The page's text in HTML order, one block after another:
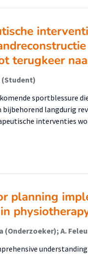
terugkeer
(Student)
sportblessure
bijbehorend langdurig
interventies
planning